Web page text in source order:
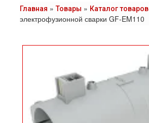
Главная »Товары » Каталог товаров
электрофузионной сварки GF-EM110